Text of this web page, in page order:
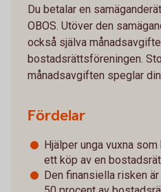
Du betalar en
OBOS. Utöver den
också själva
bostadsrättsföreningen.
månadsavgiften speglar din
Fördelar
Hjälper unga vuxna
ett köp av en
Den finansiella risken